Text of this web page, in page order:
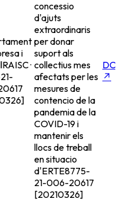
i
RAISC ·
concessio
d'ajuts
extraordinaris
per donar
suport als
collectius mes
afectats per les
mesures de
contencio de la
pandemia de la
COVID-19 i
mantenir els
llocs de treball
en situacio
d'ERTE8775-
21-006-20617
[20210326]
↗